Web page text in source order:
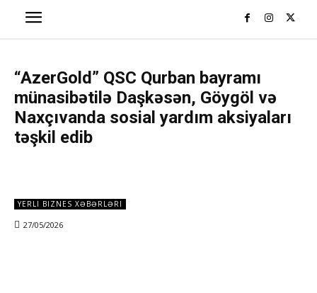
“AzerGold” QSC Qurban bayramı
münasibətilə Daşkəsən, Göygöl və
Naxçıvanda sosial yardım aksiyaları
təşkil edib
YERLI BIZNES XƏBƏRLƏRI
27/05/2026